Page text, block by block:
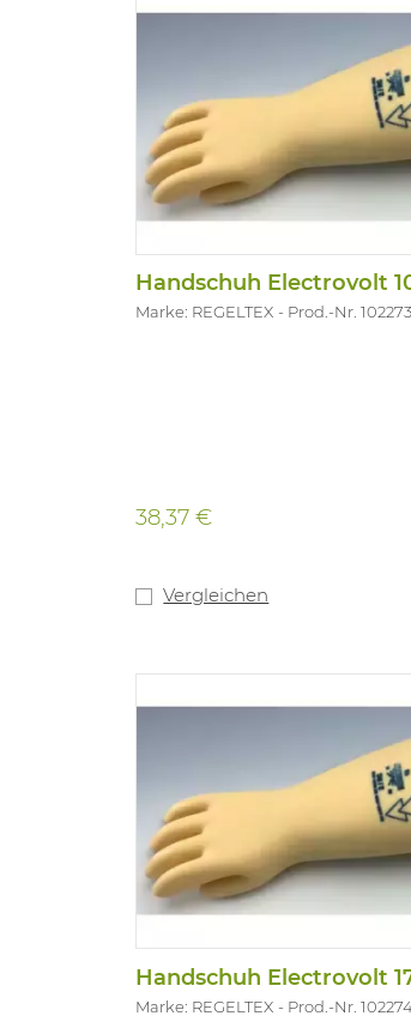
Marke: REGELTEX Prod.-Nr.
38,37 €
Vergleichen
Marke: REGELTEX Prod.-Nr.